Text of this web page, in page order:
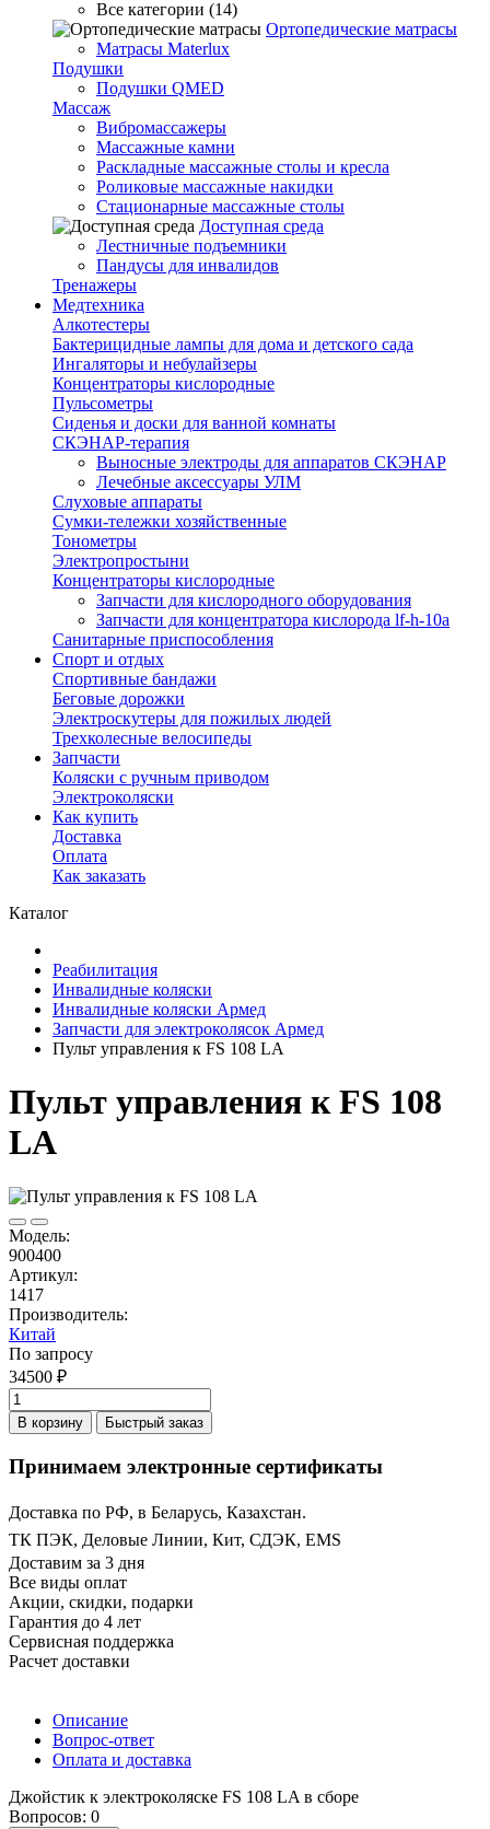
Все категории (14)
Ортопедические матрасы
Матрасы Materlux
Подушки
Подушки QMED
Массаж
Вибромассажеры
Массажные камни
Раскладные массажные столы и кресла
Роликовые массажные накидки
Стационарные массажные столы
Доступная среда
Лестничные подъемники
Пандусы для инвалидов
Тренажеры
Mедтехника
Алкотестеры
Бактерицидные лампы для дома и детского сада
Ингаляторы и небулайзеры
Концентраторы кислородные
Пульсометры
Сиденья и доски для ванной комнаты
СКЭНАР-терапия
Выносные электроды для аппаратов СКЭНАР
Лечебные аксессуары УЛМ
Слуховые аппараты
Сумки-тележки хозяйственные
Тонометры
Электропростыни
Концентраторы кислородные
Запчасти для кислородного оборудования
Запчасти для концентратора кислорода lf-h-10a
Санитарные приспособления
Спорт и отдых
Спортивные бандажи
Беговые дорожки
Электроскутеры для пожилых людей
Трехколесные велосипеды
Запчасти
Коляски с ручным приводом
Электроколяски
Как купить
Доставка
Оплата
Как заказать
Каталог
Реабилитация
Инвалидные коляски
Инвалидные коляски Армед
Запчасти для электроколясок Армед
Пульт управления к FS 108 LA
Пульт управления к FS 108
LA
Модель:
900400
Артикул:
1417
Производитель:
Китай
По запросу
34500 ₽
В корзину Быстрый заказ
Принимаем электронные сертификаты
Доставка по РФ, в Беларусь, Казахстан.
ТК ПЭК, Деловые Линии, Кит, СДЭК, EMS
Доставим за 3 дня
Все виды оплат
Акции, скидки, подарки
Гарантия до 4 лет
Сервисная поддержка
Расчет доставки
Описание
Вопрос-ответ
Оплата и доставка
Джойстик к электроколяске FS 108 LA в сборе
Вопросов: 0